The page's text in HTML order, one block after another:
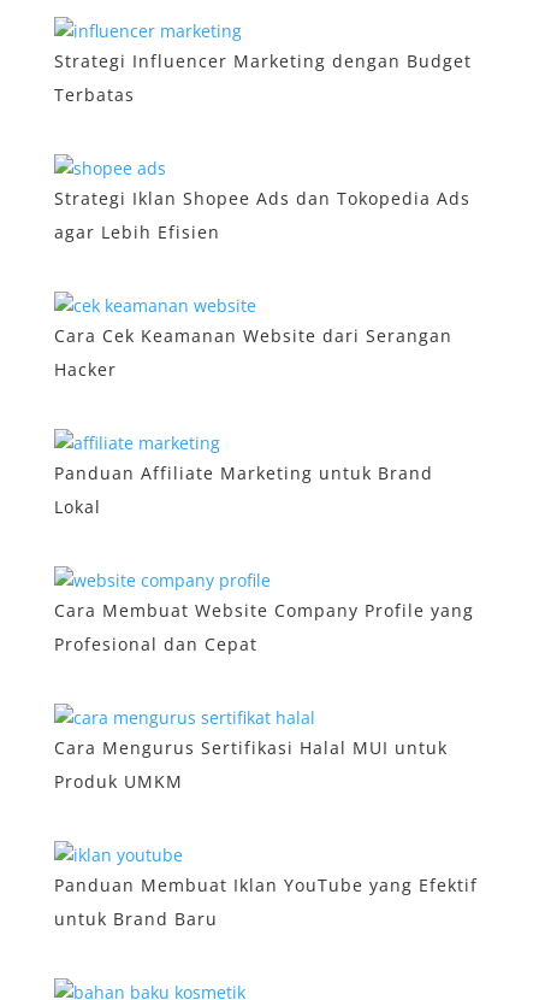
Strategi Influencer Marketing dengan Budget
Terbatas
Strategi Iklan Shopee Ads dan Tokopedia Ads
agar Lebih Efisien
Cara Cek Keamanan Website dari Serangan
Hacker
Panduan Affiliate Marketing untuk Brand
Lokal
Cara Membuat Website Company Profile yang
Profesional dan Cepat
Cara Mengurus Sertifikasi Halal MUI untuk
Produk UMKM
Panduan Membuat Iklan YouTube yang Efektif
untuk Brand Baru